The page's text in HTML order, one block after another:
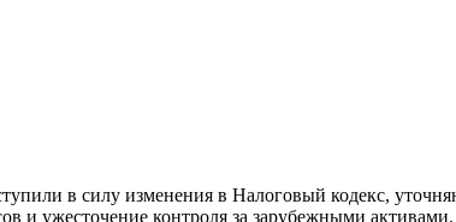
в силу изменения в Налоговый кодекс,
и ужесточение контроля за зарубежными активами.